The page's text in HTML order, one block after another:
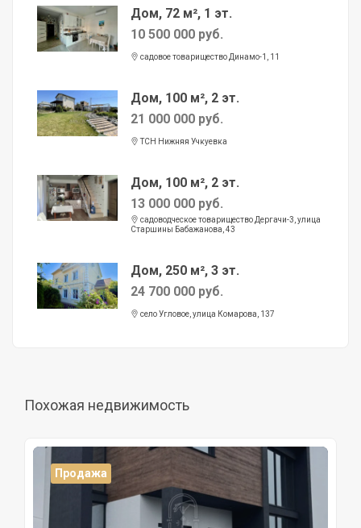
Дом, 72 м², 1 эт.
10 500 000 руб.
садовое товарищество Динамо-1, 11
Дом, 100 м², 2 эт.
21 000 000 руб.
ТСН Нижняя Учкуевка
Дом, 100 м², 2 эт.
13 000 000 руб.
садоводческое товарищество Дергачи-3, улица
Старшины Бабажанова, 43
Дом, 250 м², 3 эт.
24 700 000 руб.
село Угловое, улица Комарова, 137
Похожая недвижимость
Продажа